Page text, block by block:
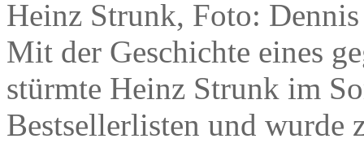
Heinz Strunk, Foto:
Mit der Geschichte eines
stürmte Heinz Strunk im
Bestsellerlisten und wurde